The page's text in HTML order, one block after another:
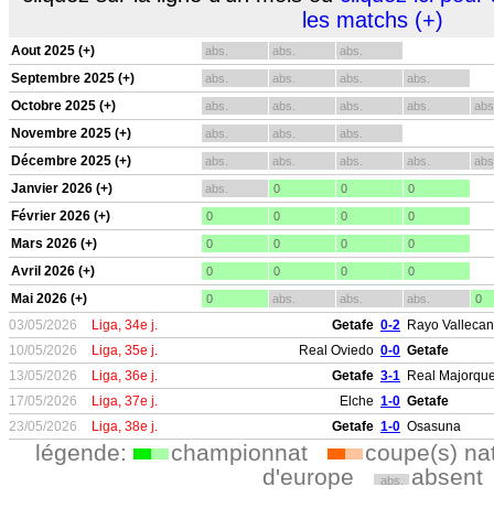
les matchs (+)
Aout 2025 (+) abs. abs. abs.
Septembre 2025 (+) abs. abs. abs. abs.
Octobre 2025 (+) abs. abs. abs. abs.
Novembre 2025 (+) abs. abs. abs.
Décembre 2025 (+) abs. abs. abs. abs.
Janvier 2026 (+) abs. 0 0 0
Février 2026 (+) 0 0 0 0
Mars 2026 (+) 0 0 0 0
Avril 2026 (+) 0 0 0 0
Mai 2026 (+) 0 abs. abs. abs. 0
03/05/2026 Liga, 34e j. Getafe 0-2 Rayo
10/05/2026
Liga, 35e j. Real Oviedo 0-0 Getafe
13/05/2026
Liga, 36e j. Getafe 3-1 Real
17/05/2026
Liga, 37e j. Elche 1-0 Getafe
23/05/2026
Liga, 38e j. Getafe 1-0 Osasuna
légende: championnat
coupe(s)
d'europe
abs. absent